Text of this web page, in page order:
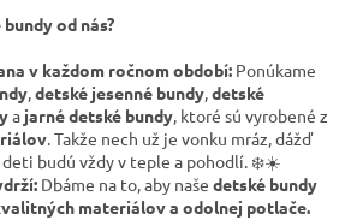
od nás?
v každom ročnom období: Ponúkame
,detské jesenné bundy,detské
a jarné detské bundy, ktoré sú vyrobené z
.Takže nech už je vonku mráz,dážď
deti budú vždy v teple a pohodlí. ❄️☀️
Dbáme na to,aby naše detské bundy
materiálov a odolnej potlače.